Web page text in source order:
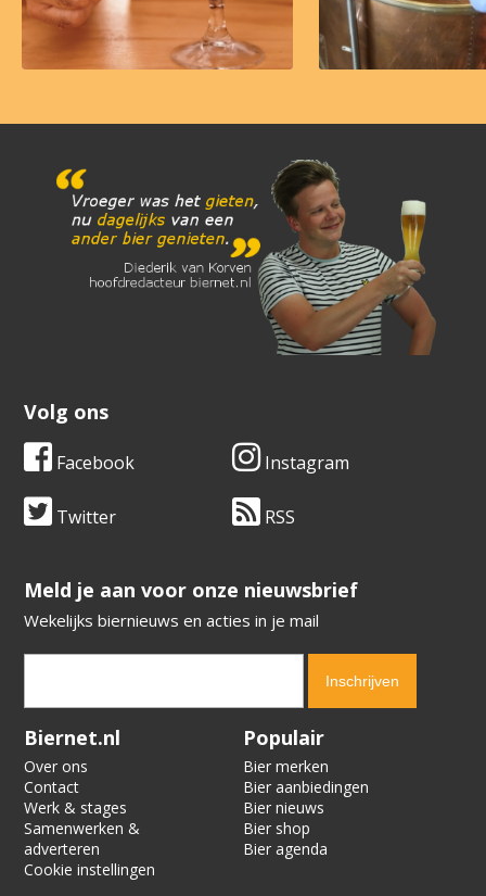
Volg ons
Facebook Instagram
Twitter RSS
​​​​​​​Meld je aan voor onze nieuwsbrief
Wekelijks biernieuws en acties in je mail
Verification code:
Biernet.nl
Over ons
Contact
Werk & stages
Samenwerken &
adverteren
Cookie instellingen
Populair
Bier merken
Bier aanbiedingen
Bier nieuws
Bier shop
Bier agenda